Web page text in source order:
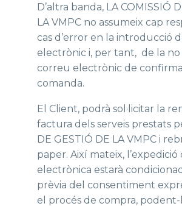
D’altra banda, LA COMISSIÓ
LA VMPC no assumeix cap
cas d’error en la introducció
electrònic i, per tant, de la no
correu electrònic de
comanda.
El Client, podrà sol·licitar la
factura dels serveis prestats
DE GESTIÓ DE LA VMPC i
paper. Així mateix,
electrònica estarà
prèvia del consentiment
el procés de compra,